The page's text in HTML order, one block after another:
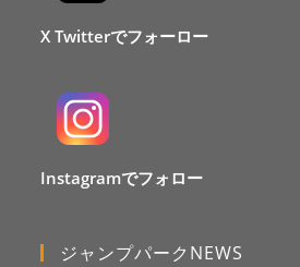
X Twitterでフォーロー
Instagramでフォロー
ジャンプパークNEWS